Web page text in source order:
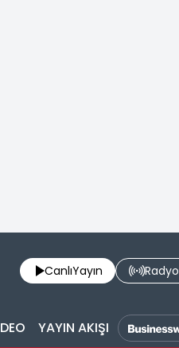
CanlıYayın Radyo
YAYIN AKIŞI